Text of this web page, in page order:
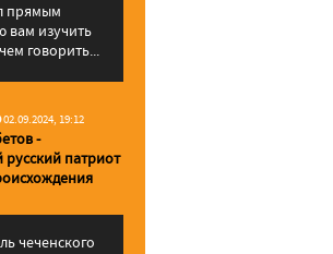
прямым
вам изучить
говорить...
02.09.2024, 19:12
-
патриот
чеченского